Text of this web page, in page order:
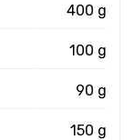
400 g
100 g
90 g
150 g